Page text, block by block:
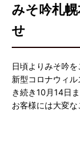
みそ吟札
せ
日頃よりみそ吟
新型コロナウィ
き続き10月14日
お客様には大変